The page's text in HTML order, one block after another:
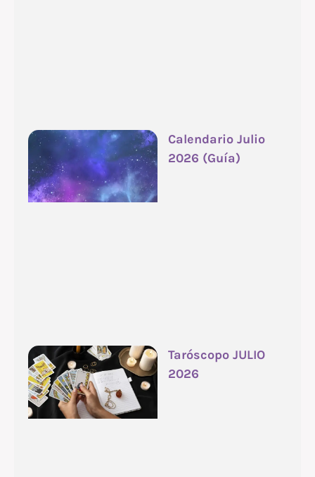
Calendario Julio
2026 (Guía)
Taróscopo JULIO
2026